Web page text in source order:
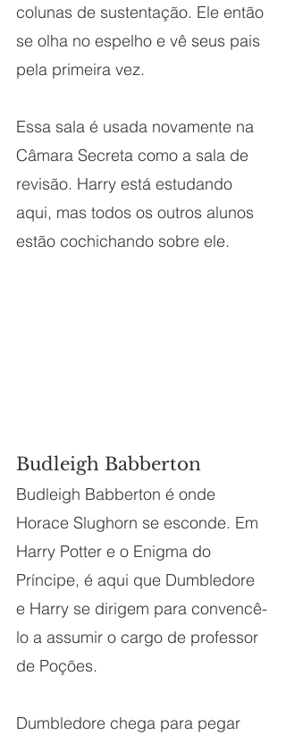
colunas de sustentação. Ele então
se olha no espelho e vê seus pais
pela primeira vez.
Essa sala é usada novamente na
Câmara Secreta como a sala de
revisão. Harry está estudando
aqui, mas todos os outros alunos
estão cochichando sobre ele.
Budleigh Babberton
Budleigh Babberton é onde
Horace Slughorn se esconde. Em
Harry Potter e o Enigma do
Príncipe, é aqui que Dumbledore
e Harry se dirigem para convencê-
lo a assumir o cargo de professor
de Poções.
Dumbledore chega para pegar